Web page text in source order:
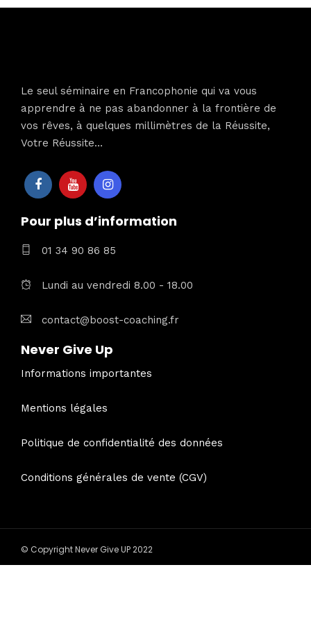
Le seul séminaire en Francophonie qui va vous
apprendre à ne pas abandonner à la frontière de
vos rêves, à quelques millimètres de la Réussite,
Votre Réussite…
Pour plus d’information
01 34 90 86 85
Lundi au vendredi 8.00 - 18.00
contact@boost-coaching.fr
Never Give Up
Informations importantes
Mentions légales
Politique de confidentialité des données
Conditions générales de vente (CGV)
© Copyright Never Give UP 2022